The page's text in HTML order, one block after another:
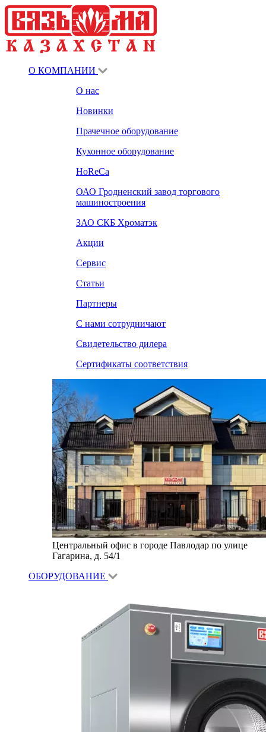
О КОМПАНИИ
О нас
Новинки
Прачечное оборудование
Кухонное оборудование
HoReCa
ОАО Гродненский завод торгового
машиностроения
ЗАО СКБ Хроматэк
Акции
Сервис
Статьи
Партнеры
С нами сотрудничают
Свидетельство дилера
Сертификаты соответствия
Центральный офис в городе Павлодар по улице
Гагарина, д. 54/1
ОБОРУДОВАНИЕ